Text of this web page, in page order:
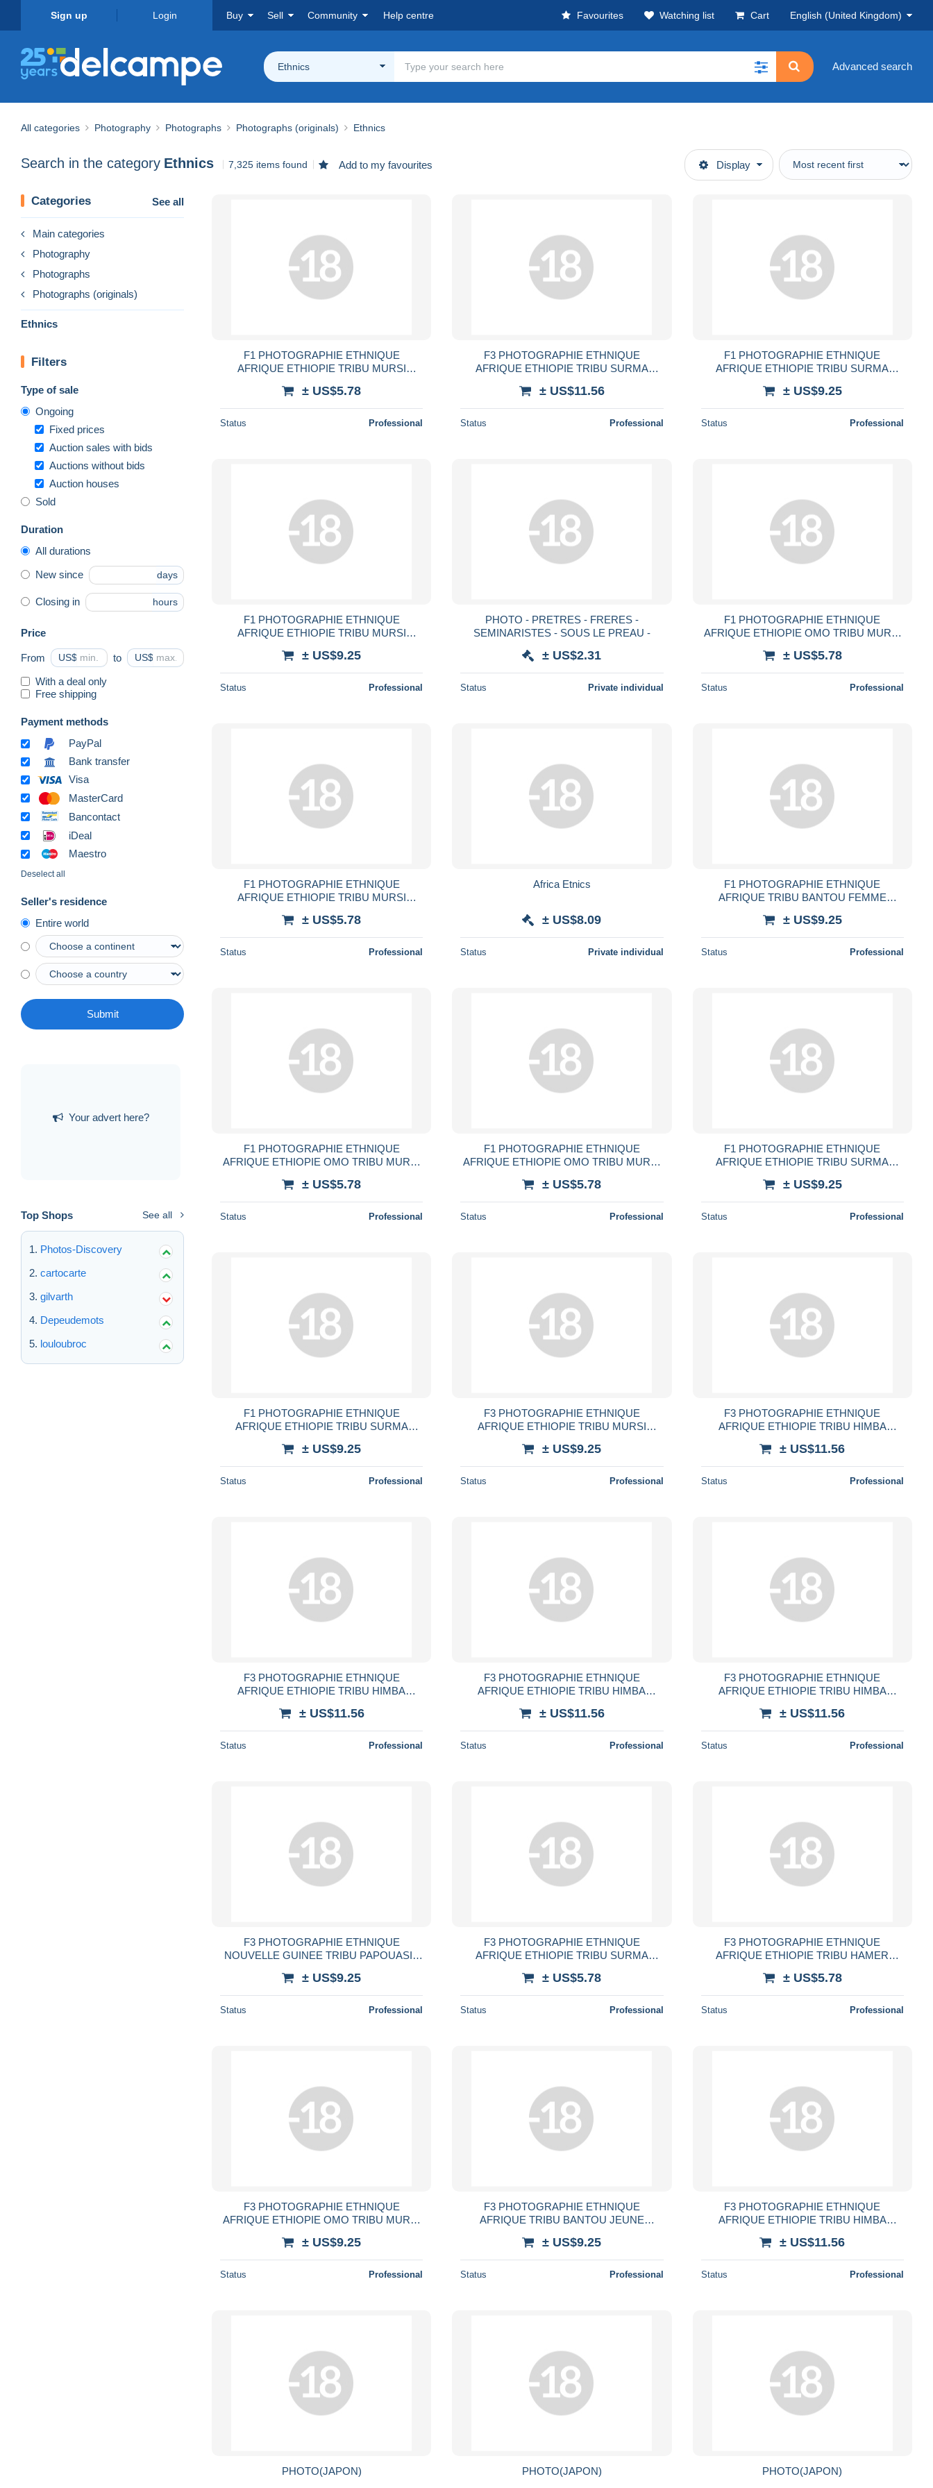
Sign up Login Buy Sell Community Help centre Favourites Watching list Cart English (United Kingdom)
Ethnics Advanced search
All categories Photography Photographs Photographs (originals) Ethnics
Search in the category Ethnics 7,325 items found Add to my favourites Display
Categories See all
Main categories
Photography
Photographs
Photographs (originals)
Ethnics
Filters
Type of sale
Ongoing
Fixed prices
Auction sales with bids
Auctions without bids
Auction houses
Sold
Duration
All durations
New since days
Closing in hours
Price
From US$ to US$
With a deal only
Free shipping
Payment methods
PayPal
Bank transfer
Visa
MasterCard
Bancontact
iDeal
Maestro
Deselect all
Seller's residence
Entire world
Submit
Your advert here?
Top Shops See all
Photos-Discovery
cartocarte
gilvarth
Depeudemots
louloubroc
F1 PHOTOGRAPHIE ETHNIQUE
AFRIQUE ETHIOPIE TRIBU MURSI
TRIBAL TRIBE ETHNIC AFRICA NUDE
WOMAN
± US$5.78
Status Professional
F3 PHOTOGRAPHIE ETHNIQUE
AFRIQUE ETHIOPIE TRIBU SURMA
TRIBAL ETHNIC AFRICA NUDE WOMAN
± US$11.56
Status Professional
F1 PHOTOGRAPHIE ETHNIQUE
AFRIQUE ETHIOPIE TRIBU SURMA
TRIBAL ETHNIC AFRICA NUDE WOMAN
± US$9.25
Status Professional
F1 PHOTOGRAPHIE ETHNIQUE
AFRIQUE ETHIOPIE TRIBU MURSI
TRIBAL ETHNIC AFRICA NUDE WOMAN
± US$9.25
Status Professional
PHOTO - PRETRES - FRERES -
SEMINARISTES - SOUS LE PREAU -
± US$2.31
Status Private individual
F1 PHOTOGRAPHIE ETHNIQUE
AFRIQUE ETHIOPIE OMO TRIBU MURSI
TRIBE ETHNIC AFRICA NUDE WOMAN
± US$5.78
Status Professional
F1 PHOTOGRAPHIE ETHNIQUE
AFRIQUE ETHIOPIE TRIBU MURSI
TRIBAL ETHNIC AFRICA NUDE WOMAN
± US$5.78
Status Professional
Africa Etnics
± US$8.09
Status Private individual
F1 PHOTOGRAPHIE ETHNIQUE
AFRIQUE TRIBU BANTOU FEMME
ETHNIE PEUPLE TRIBAL NAKED NUDE
WOMAN
± US$9.25
Status Professional
F1 PHOTOGRAPHIE ETHNIQUE
AFRIQUE ETHIOPIE OMO TRIBU MURSI
TRIBAL ETHNIE AFRICA TRIBE WOMAN
± US$5.78
Status Professional
F1 PHOTOGRAPHIE ETHNIQUE
AFRIQUE ETHIOPIE OMO TRIBU MURSI
TRIBAL ETHNIE AFRICA TRIBE WOMAN
± US$5.78
Status Professional
F1 PHOTOGRAPHIE ETHNIQUE
AFRIQUE ETHIOPIE TRIBU SURMA
PEUPLE TRIBAL AFRICA NUDE WOMAN
± US$9.25
Status Professional
F1 PHOTOGRAPHIE ETHNIQUE
AFRIQUE ETHIOPIE TRIBU SURMA
TRIBAL ETHNIC AFRICA NUDE WOMAN
± US$9.25
Status Professional
F3 PHOTOGRAPHIE ETHNIQUE
AFRIQUE ETHIOPIE TRIBU MURSI
ETHNIE TRIBAL AFRICA NAKED NUDE
WOMAN
± US$9.25
Status Professional
F3 PHOTOGRAPHIE ETHNIQUE
AFRIQUE ETHIOPIE TRIBU HIMBA
ETHNIE AFRICA ETHNIC NUDE WOMAN
± US$11.56
Status Professional
F3 PHOTOGRAPHIE ETHNIQUE
AFRIQUE ETHIOPIE TRIBU HIMBA
AFRICA ETHNIC NACKT NUDE WOMAN
± US$11.56
Status Professional
F3 PHOTOGRAPHIE ETHNIQUE
AFRIQUE ETHIOPIE TRIBU HIMBA
ETHNIE AFRICA NACKT NUDE WOMAN
± US$11.56
Status Professional
F3 PHOTOGRAPHIE ETHNIQUE
AFRIQUE ETHIOPIE TRIBU HIMBA
AFRICA ETHNIC NACKT NUDE WOMAN
± US$11.56
Status Professional
F3 PHOTOGRAPHIE ETHNIQUE
NOUVELLE GUINEE TRIBU PAPOUASIE
TRIBAL TRIBAL ETHNIE NUDE WOMAN
± US$9.25
Status Professional
F3 PHOTOGRAPHIE ETHNIQUE
AFRIQUE ETHIOPIE TRIBU SURMA
TRIBAL ETHNIC AFRICA NUDE WOMAN
± US$5.78
Status Professional
F3 PHOTOGRAPHIE ETHNIQUE
AFRIQUE ETHIOPIE TRIBU HAMER
PEUPLE TRIBAL WOMAN ETHNIC
ETHNIE
± US$5.78
Status Professional
F3 PHOTOGRAPHIE ETHNIQUE
AFRIQUE ETHIOPIE OMO TRIBU MURSI
TRIBE ETHNIC AFRICA NUDE WOMAN
± US$9.25
Status Professional
F3 PHOTOGRAPHIE ETHNIQUE
AFRIQUE TRIBU BANTOU JEUNE
PEUPLE TRIBAL ETHNIC NAKED NUDE
WOMAN
± US$9.25
Status Professional
F3 PHOTOGRAPHIE ETHNIQUE
AFRIQUE ETHIOPIE TRIBU HIMBA
TRIBAL ETHNIE AFRICA ETHNIC
WOMAN
± US$11.56
Status Professional
PHOTO(JAPON) PHOTO(JAPON) PHOTO(JAPON)